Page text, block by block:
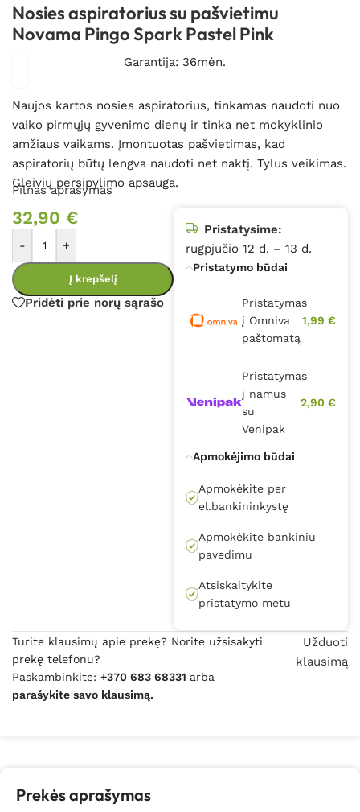
Nosies aspiratorius su pašvietimu
Novama Pingo Spark Pastel Pink
Garantija: 36mėn.
Naujos kartos nosies aspiratorius, tinkamas naudoti nuo
vaiko pirmųjų gyvenimo dienų ir tinka net mokyklinio
amžiaus vaikams. Įmontuotas pašvietimas, kad
aspiratorių būtų lengva naudoti net naktį. Tylus veikimas.
Gleivių persipylimo apsauga.
Pilnas aprašymas
32,90 €
- +
Į krepšelį
Pridėti prie norų sąrašo
Pristatysime:
rugpjūčio 12 d. – 13 d.
Pristatymo būdai
Pristatymas
į Omniva
paštomatą
1,99 €
Pristatymas
į namus
su
Venipak
2,90 €
Apmokėjimo būdai
Apmokėkite per
el.bankininkystę
Apmokėkite bankiniu
pavedimu
Atsiskaitykite
pristatymo metu
Turite klausimų apie prekę? Norite užsisakyti
prekę telefonu?
Paskambinkite: +370 683 68331 arba
parašykite savo klausimą.
Užduoti
klausimą
Prekės aprašymas